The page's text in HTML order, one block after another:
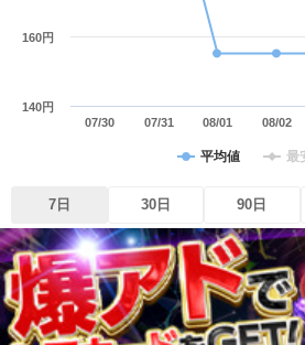
平均値 最
07/30 07/31 08/01 08/02
140円
160円
7日 30日 90日